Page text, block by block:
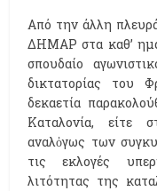
Από την άλλη
ΔΗΜΑΡ στα καθ’
σπουδαίο
δικτατορίας του
δεκαετία
Καταλονία, είτε
αναλὀγως των
τις εκλογές
λιτότητας της